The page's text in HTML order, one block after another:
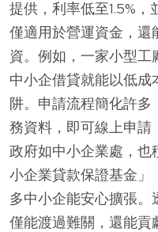
提供，利率低至1.5%
僅適用於營運資金，還
資。例如，一家小型工
中小企借貸就能以低
阱。申請流程簡化許
務資料，即可線上申請
政府如中小企業處，也
小企業貸款保證基金」
多中小企能安心擴張
僅能渡過難關，還能貢